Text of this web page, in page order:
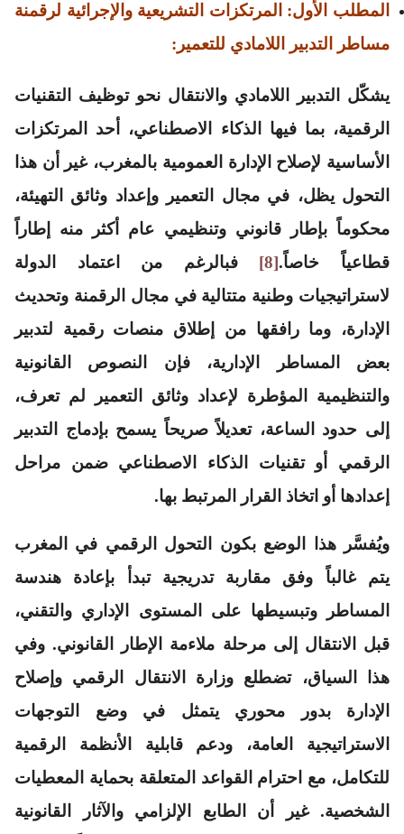
المطلب الأول: المرتكزات التشريعية والإجرائية لرقمنة
مساطر التدبير اللامادي للتعمير:
يشكّل التدبير اللامادي والانتقال نحو توظيف التقنيات
الرقمية، بما فيها الذكاء الاصطناعي، أحد المرتكزات
الأساسية لإصلاح الإدارة العمومية بالمغرب، غير أن هذا
التحول يظل، في مجال التعمير وإعداد وثائق التهيئة،
محكوماً بإطار قانوني وتنظيمي عام أكثر منه إطاراً
قطاعياً خاصاً.[8]
فبالرغم من اعتماد الدولة
لاستراتيجيات وطنية متتالية في مجال الرقمنة وتحديث
الإدارة، وما رافقها من إطلاق منصات رقمية لتدبير
بعض المساطر الإدارية، فإن النصوص القانونية
والتنظيمية المؤطرة لإعداد وثائق التعمير لم تعرف،
إلى حدود الساعة، تعديلاً صريحاً يسمح بإدماج التدبير
الرقمي أو تقنيات الذكاء الاصطناعي ضمن مراحل
إعدادها أو اتخاذ القرار المرتبط بها.
ويُفسَّر هذا الوضع بكون التحول الرقمي في المغرب
يتم غالباً وفق مقاربة تدريجية تبدأ بإعادة هندسة
المساطر وتبسيطها على المستوى الإداري والتقني،
قبل الانتقال إلى مرحلة ملاءمة الإطار القانوني. وفي
هذا السياق، تضطلع وزارة الانتقال الرقمي وإصلاح
الإدارة بدور محوري يتمثل في وضع التوجهات
الاستراتيجية العامة، ودعم قابلية الأنظمة الرقمية
للتكامل، مع احترام القواعد المتعلقة بحماية المعطيات
الشخصية. غير أن الطابع الإلزامي والآثار القانونية